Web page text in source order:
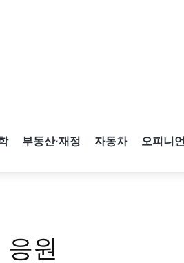
부동산·재정 자동차 오피니언
응원